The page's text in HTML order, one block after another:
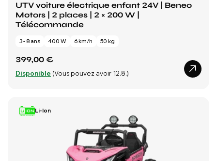
UTV voiture électrique enfant 24V | Beneo
Motors | 2 places | 2 × 200 W |
Télécommande
3 - 8 ans 400 W 6 km/h 50 kg
399,00 €
Disponible (Vous pouvez avoir 12.8.)
Li-Ion